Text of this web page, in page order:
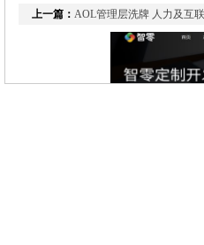
上一篇： AOL管理层洗牌 人力及互